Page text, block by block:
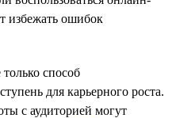
избежать ошибок
способ
для карьерного роста.
с аудиторией могут